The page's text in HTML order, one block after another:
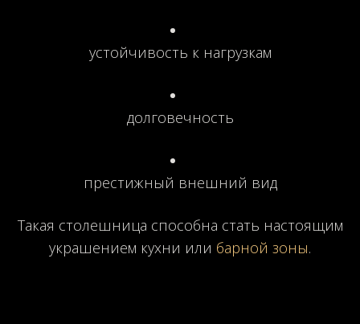
устойчивость к нагрузкам
долговечность
престижный внешний вид
Такая столешница способна стать настоящим
украшением кухни или барной зоны.